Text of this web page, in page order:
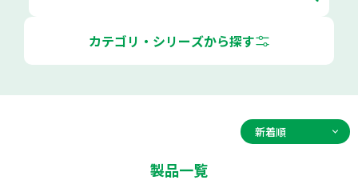
カテゴリ・シリーズから探す
製品一覧